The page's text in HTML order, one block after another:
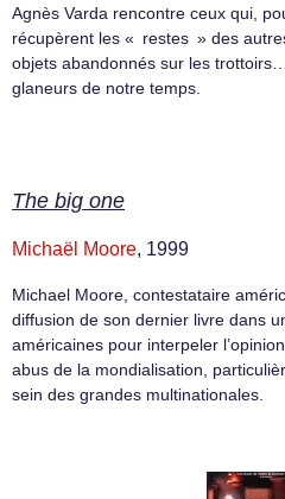
Agnès Varda rencontre ceux qui,
récupèrent les « restes » des
objets abandonnés sur les
glaneurs de notre temps.
The big one
Michaël Moore, 1999
Michael Moore, contestataire
diffusion de son dernier livre dans
américaines pour interpeler
abus de la mondialisation,
sein des grandes multinationales.